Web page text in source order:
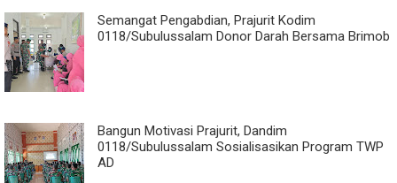
Semangat Pengabdian, Prajurit Kodim
0118/Subulussalam Donor Darah Bersama Brimob
Bangun Motivasi Prajurit, Dandim
0118/Subulussalam Sosialisasikan Program TWP
AD